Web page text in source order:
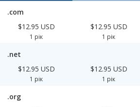
.com
$12.95 USD
1 рік
$12.95 USD
1 рік
.net
$12.95 USD
1 рік
$12.95 USD
1 рік
.org